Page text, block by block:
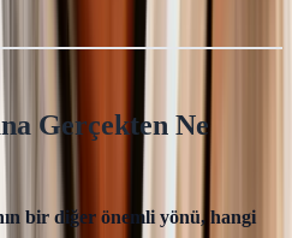
Gerçekten Ne
bir diğer önemli yönü, hangi